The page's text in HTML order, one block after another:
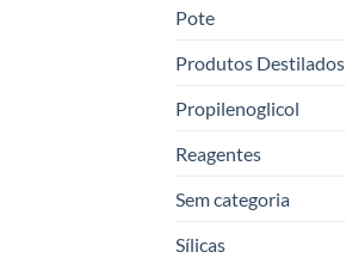
Pote
Produtos Destilados
Propilenoglicol
Reagentes
Sem categoria
Sílicas